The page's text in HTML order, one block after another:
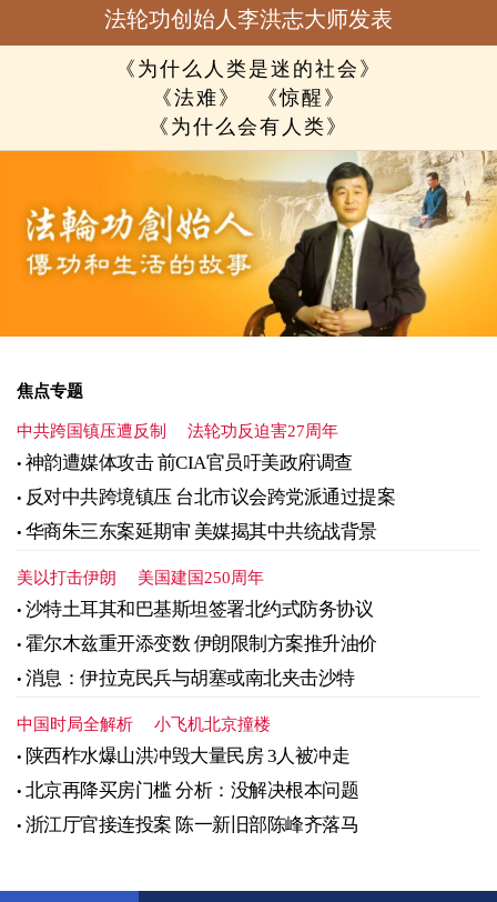
法轮功创始人李洪志大师发表
《为什么人类是迷的社会》
《法难》
《惊醒》
《为什么会有人类》
焦点专题
中共跨国镇压遭反制 法轮功反迫害27周年
神韵遭媒体攻击 前CIA官员吁美政府调查
反对中共跨境镇压 台北市议会跨党派通过提案
华商朱三东案延期审 美媒揭其中共统战背景
美以打击伊朗 美国建国250周年
沙特土耳其和巴基斯坦签署北约式防务协议
霍尔木兹重开添变数 伊朗限制方案推升油价
消息：伊拉克民兵与胡塞或南北夹击沙特
中国时局全解析 小飞机北京撞楼
陕西柞水爆山洪冲毁大量民房 3人被冲走
北京再降买房门槛 分析：没解决根本问题
浙江厅官接连投案 陈一新旧部陈峰齐落马